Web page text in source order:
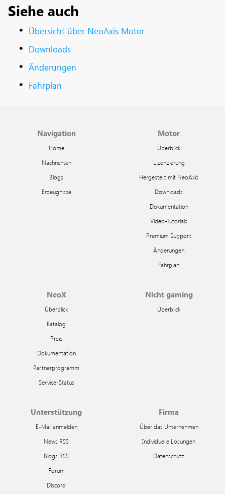
Siehe auch
Übersicht über NeoAxis Motor
Downloads
Änderungen
Fahrplan
Navigation
Home
Nachrichten
Blogs
Erzeugnisse
Motor
Überblick
Lizenzierung
Hergestellt mit NeoAxis
Downloads
Dokumentation
Video-Tutorials
Premium Support
Änderungen
Fahrplan
NeoX
Überblick
Katalog
Preis
Dokumentation
Partnerprogramm
Service-Status
Nicht gaming
Überblick
Unterstützung
E-Mail anmelden
News RSS
Blogs RSS
Forum
Discord
Firma
Über das Unternehmen
Individuelle Lösungen
Datenschutz